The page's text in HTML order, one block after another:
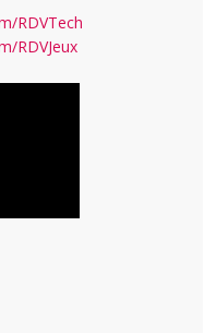
RDVTech
RDVJeux